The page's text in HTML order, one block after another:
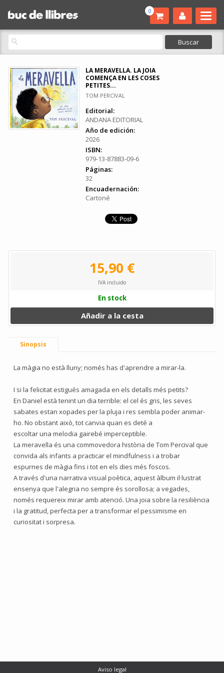
0
LA MERAVELLA. LA JOIA
COMENÇA EN LES COSES
PETITES...
TOM PERCIVAL
Editorial:
ANDANA EDITORIAL
Año de edición:
2026
ISBN:
979-13-87883-09-6
Páginas:
32
Encuadernación:
Cartoné
15,90 €
IVA incluido
En stock
Añadir a la cesta
Sinopsis
La màgia no està lluny; només has d'aprendre a mirar-la.
I si la felicitat estigués amagada en els detalls més petits?
En Daniel està tenint un dia terrible: el cel és gris, les seves
sabates estan xopades per la pluja i res sembla poder animar-
ho. No obstant això, tot canvia quan es deté a
escoltar una melodia gairebé imperceptible.
La meravella és una commovedora història de Tom Percival que
convida als infants a practicar el mindfulness i a trobar
espurnes de màgia fins i tot en els dies més foscos.
A través d'una narrativa visual poètica, aquest àlbum il·lustrat
ensenya que l'alegria no sempre és sorollosa; a vegades,
només requereix mirar amb atenció. Una joia sobre la resiliència
i la gratitud, perfecta per a transformar el pessimisme en
curiositat i sorpresa.
Aviso legal